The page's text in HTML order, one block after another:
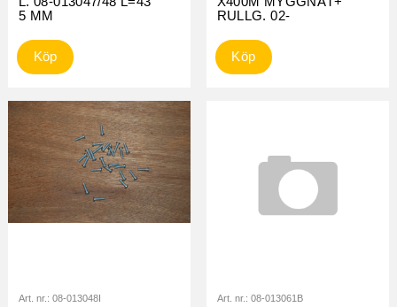
5 MM
Köp
RULLG. 02-
Köp
Art. nr.: 08-013048I Art. nr.: 08-013061B